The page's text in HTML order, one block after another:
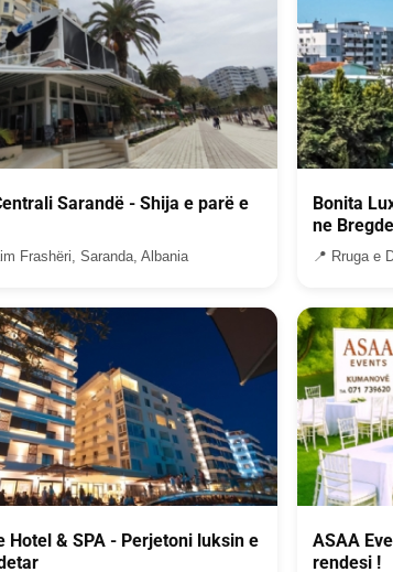
Sarandë - Shija e parë e
Frashëri, Saranda, Albania
Bonita
ne
📍 Rruga e
Hotel & SPA - Perjetoni luksin e
ASAA
rendesi !